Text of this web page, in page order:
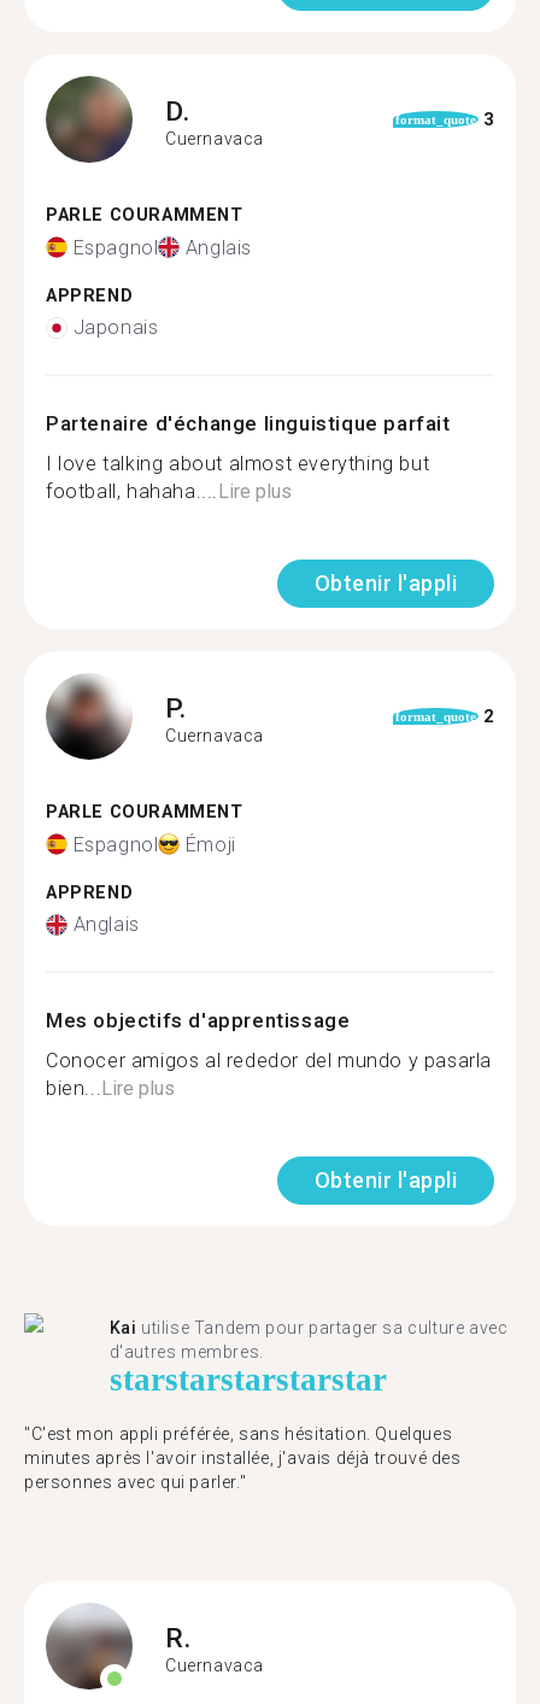
D.
Cuernavaca
format_quote 3
PARLE COURAMMENT
Espagnol Anglais
APPREND
Japonais
Partenaire d'échange linguistique parfait
I love talking about almost everything but
football, hahaha....Lire plus
Obtenir l'appli
P.
Cuernavaca
format_quote 2
PARLE COURAMMENT
Espagnol Émoji
APPREND
Anglais
Mes objectifs d'apprentissage
Conocer amigos al rededor del mundo y pasarla
bien...Lire plus
Obtenir l'appli
Kai utilise Tandem pour partager sa culture avec
d'autres membres.
starstarstarstarstar
"C'est mon appli préférée, sans hésitation. Quelques
minutes après l'avoir installée, j'avais déjà trouvé des
personnes avec qui parler."
R.
Cuernavaca